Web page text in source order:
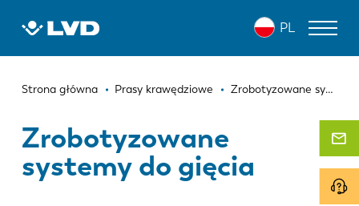
PL
Ścieżka
Strona główna Prasy krawędziowe Zrobotyzowane systemy do gięcia
Zrobotyzowane
systemy do gięcia
WYCINARKI LASEROWE
ZAGINARKI DO PANELI